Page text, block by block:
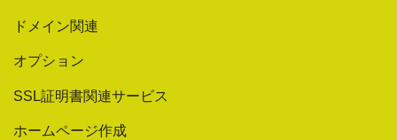
ドメイン関連
オプション
SSL証明書関連サービス
ホームページ作成